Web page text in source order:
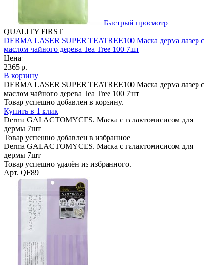
Быстрый просмотр
QUALITY FIRST
DERMA LASER SUPER TEATREE100 Маска дерма лазер с
маслом чайного дерева Tea Tree 100 7шт
Цена:
2365 р.
В корзину
DERMA LASER SUPER TEATREE100 Маска дерма лазер с
маслом чайного дерева Tea Tree 100 7шт
Товар успешно добавлен в корзину.
Купить в 1 клик
Derma GALACTOMYCES. Маска с галактомисисом для
дермы 7шт
Товар успешно добавлен в избранное.
Derma GALACTOMYCES. Маска с галактомисисом для
дермы 7шт
Товар успешно удалён из избранного.
Арт. QF89